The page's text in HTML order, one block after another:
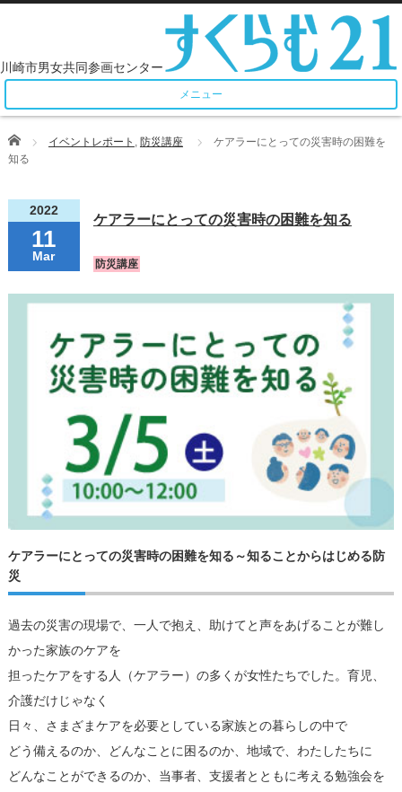
メニュー
Home イベントレポート , 防災講座
ケアラーにとっての災害時の困難を
知る
2022
11
Mar
ケアラーにとっての災害時の困難を知る
防災講座
ケアラーにとっての災害時の困難を知る～知ることからはじめる防
災
過去の災害の現場で、一人で抱え、助けてと声をあげることが難し
かった家族のケアを
担ったケアをする人（ケアラー）の多くが女性たちでした。育児、
介護だけじゃなく
日々、さまざまケアを必要としている家族との暮らしの中で
どう備えるのか、どんなことに困るのか、地域で、わたしたちに
どんなことができるのか、当事者、支援者とともに考える勉強会を